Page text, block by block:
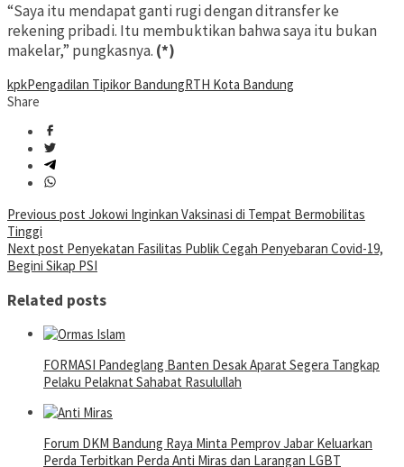
“Saya itu mendapat ganti rugi dengan ditransfer ke
rekening pribadi. Itu membuktikan bahwa saya itu bukan
makelar,” pungkasnya. (*)
kpkPengadilan Tipikor BandungRTH Kota Bandung
Share
Post
navigation
Previous post Jokowi Inginkan Vaksinasi di Tempat Bermobilitas
Tinggi
Next post Penyekatan Fasilitas Publik Cegah Penyebaran Covid-19,
Begini Sikap PSI
Related posts
FORMASI Pandeglang Banten Desak Aparat Segera Tangkap
Pelaku Pelaknat Sahabat Rasulullah
Forum DKM Bandung Raya Minta Pemprov Jabar Keluarkan
Perda Terbitkan Perda Anti Miras dan Larangan LGBT